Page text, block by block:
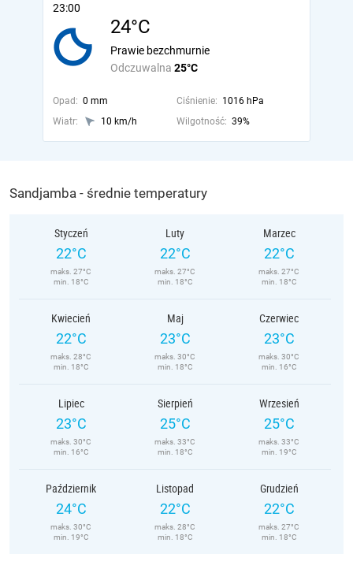
23:00
24°C
Odczuwalna 25°C
Prawie bezchmurnie
Opad: 0 mm Ciśnienie: 1016 hPa
Wiatr:
10 km/h Wilgotność: 39%
Sandjamba - średnie temperatury
Styczeń
22°C
maks. 27°C
min. 18°C
Luty
22°C
maks. 27°C
min. 18°C
Marzec
22°C
maks. 27°C
min. 18°C
Kwiecień
22°C
maks. 28°C
min. 18°C
Maj
23°C
maks. 30°C
min. 18°C
Czerwiec
23°C
maks. 30°C
min. 16°C
Lipiec
23°C
maks. 30°C
min. 16°C
Sierpień
25°C
maks. 33°C
min. 18°C
Wrzesień
25°C
maks. 33°C
min. 19°C
Październik
24°C
maks. 30°C
min. 19°C
Listopad
22°C
maks. 28°C
min. 18°C
Grudzień
22°C
maks. 27°C
min. 18°C